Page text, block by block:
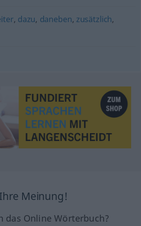
, dazu, daneben, zusätzlich,
Meinung!
das Online Wörterbuch?